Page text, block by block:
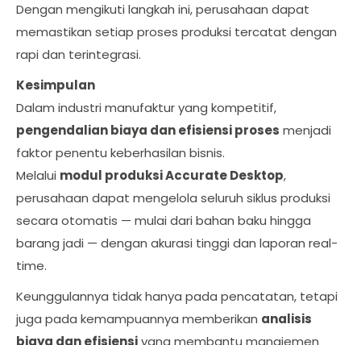
Dengan mengikuti langkah ini, perusahaan dapat
memastikan setiap proses produksi tercatat dengan
rapi dan terintegrasi.
Kesimpulan
Dalam industri manufaktur yang kompetitif,
pengendalian biaya dan efisiensi proses menjadi
faktor penentu keberhasilan bisnis.
Melalui modul produksi Accurate Desktop,
perusahaan dapat mengelola seluruh siklus produksi
secara otomatis — mulai dari bahan baku hingga
barang jadi — dengan akurasi tinggi dan laporan real-
time.
Keunggulannya tidak hanya pada pencatatan, tetapi
juga pada kemampuannya memberikan analisis
biaya dan efisiensiyang membantu manajemen